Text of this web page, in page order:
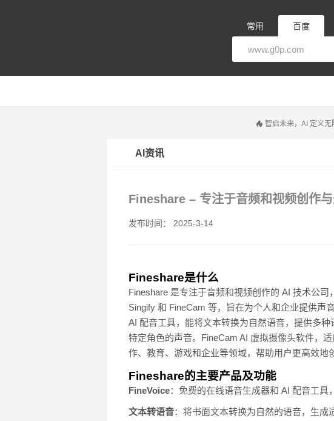
常用 百度
智启未来，AI 定义无
AI资讯
Fineshare – 专注于音频和视频创作
发布时间： 2025-3-14
Fineshare是什么
Fineshare 是专注于音频和视频创作的 AI 技术公
Singify 和 FineCam 等，旨在为个人和企业提供声
AI 配音工具，能将文本转换为自然语音，提供多
特定角色的声音。FineCam AI 虚拟摄像头软件，
作、教育、游戏和企业等领域，帮助用户更高效地
Fineshare的主要产品及功能
FineVoice：免费的在线语音生成器和 AI 配音工具
文本转语音：将书面文本转换为自然的语音，生成